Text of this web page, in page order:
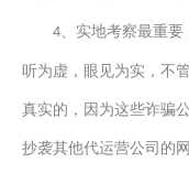
4、实地考察最重要
听为虚， 眼见为实，不
真实的，因为这些诈骗
抄袭其他代运营公司的